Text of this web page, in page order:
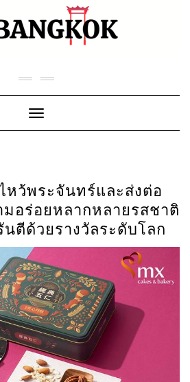
Toggle Navigation
หว้พระจันทร์และส่งต่อ
อร่อยหลากหลายรสชาติ
ตีด้วยรางวัลระดับโลก